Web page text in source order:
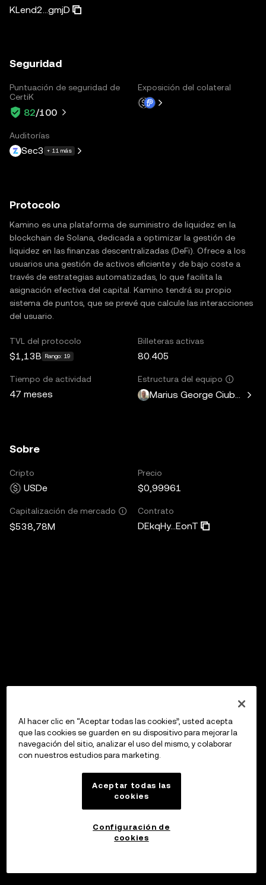
KLend2...gmjD
Seguridad
Puntuación de seguridad de
CertiK
82/100
Exposición del colateral
Auditorías
Sec3 + 11 más
Protocolo
Kamino es una plataforma de suministro de liquidez en la
blockchain de Solana, dedicada a optimizar la gestión de
liquidez en las finanzas descentralizadas (DeFi). Ofrece a los
usuarios una gestión de activos eficiente y de bajo coste a
través de estrategias automatizadas, lo que facilita la
asignación efectiva del capital. Kamino tendrá su propio
sistema de puntos, que se prevé que calcule las interacciones
del usuario.
TVL del protocolo
$1,13B Rango: 19
Billeteras activas
80.405
Tiempo de actividad
47 meses
Estructura del equipo
Marius George Ciubotariu
Sobre
Cripto
USDe
Precio
$0,99961
Capitalización de mercado
$538,78M
Contrato
DEkqHy...EonT
Al hacer clic en “Aceptar todas las cookies”, usted acepta
que las cookies se guarden en su dispositivo para mejorar la
navegación del sitio, analizar el uso del mismo, y colaborar
con nuestros estudios para marketing.
Aceptar todas las
cookies
Configuración de
cookies